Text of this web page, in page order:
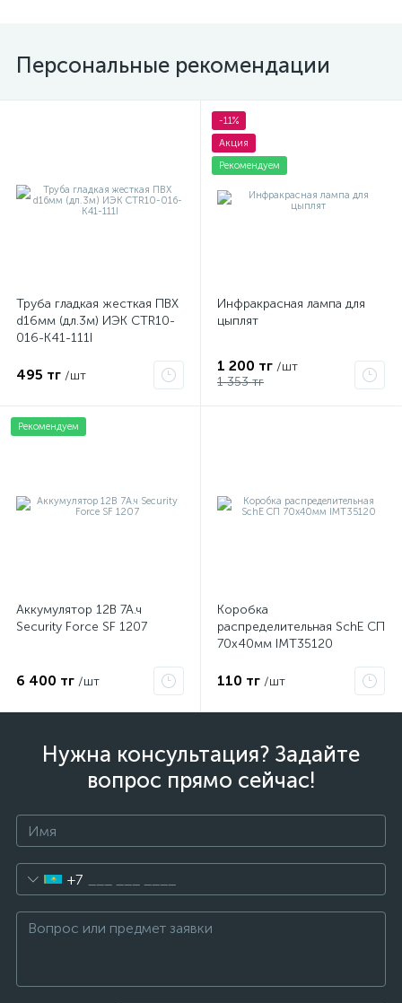
Персональные рекомендации
Труба гладкая жесткая ПВХ
d16мм (дл.3м) ИЭК CTR10-
016-K41-111I
495 тг /шт
-11%
Акция
Рекомендуем
Инфракрасная лампа для
цыплят
1 200 тг /шт
1 353 тг
Рекомендуем
Аккумулятор 12В 7А.ч
Security Force SF 1207
6 400 тг /шт
Коробка
распределительная SchE СП
70х40мм IMT35120
110 тг /шт
Нужна консультация? Задайте
вопрос прямо сейчас!
+7